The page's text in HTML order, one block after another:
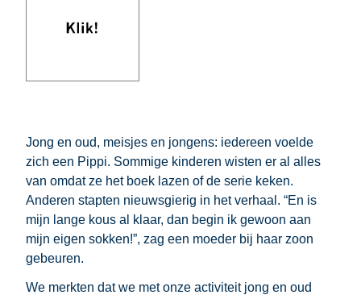
Jong en oud, meisjes en jongens: iedereen voelde
zich een Pippi. Sommige kinderen wisten er al alles
van omdat ze het boek lazen of de serie keken.
Anderen stapten nieuwsgierig in het verhaal. “En is
mijn lange kous al klaar, dan begin ik gewoon aan
mijn eigen sokken!”, zag een moeder bij haar zoon
gebeuren.
We merkten dat we met onze activiteit jong en oud